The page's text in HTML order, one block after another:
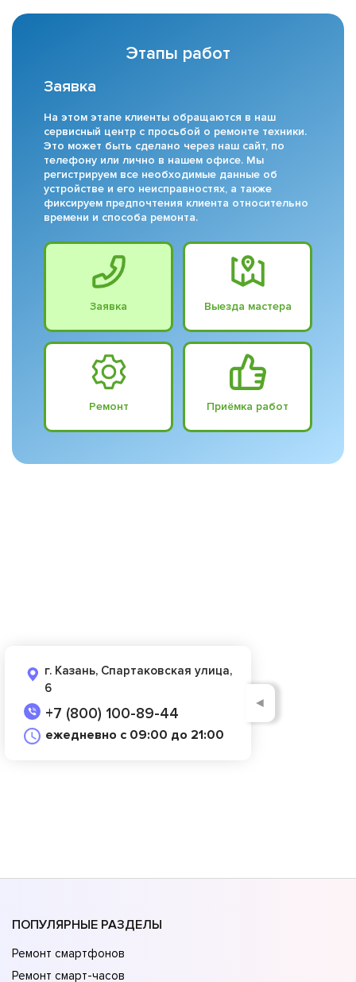
Этапы работ
Заявка
На этом этапе клиенты обращаются в наш
сервисный центр с просьбой о ремонте техники.
Это может быть сделано через наш сайт, по
телефону или лично в нашем офисе. Мы
регистрируем все необходимые данные об
устройстве и его неисправностях, а также
фиксируем предпочтения клиента относительно
времени и способа ремонта.
Заявка Выезда мастера
Ремонт Приёмка работ
г. Казань, Спартаковская улица,
6
+7 (800) 100-89-44
ежедневно с 09:00 до 21:00
◄
ПОПУЛЯРНЫЕ РАЗДЕЛЫ
Ремонт смартфонов
Ремонт смарт-часов